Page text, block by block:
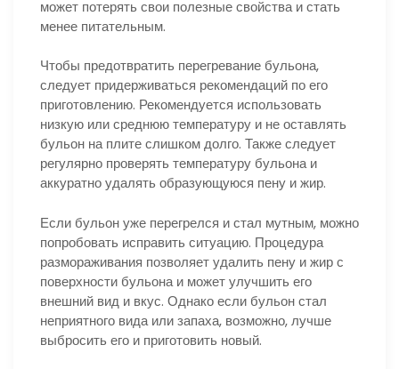
может потерять свои полезные свойства и стать
менее питательным.
Чтобы предотвратить перегревание бульона,
следует придерживаться рекомендаций по его
приготовлению. Рекомендуется использовать
низкую или среднюю температуру и не оставлять
бульон на плите слишком долго. Также следует
регулярно проверять температуру бульона и
аккуратно удалять образующуюся пену и жир.
Если бульон уже перегрелся и стал мутным, можно
попробовать исправить ситуацию. Процедура
размораживания позволяет удалить пену и жир с
поверхности бульона и может улучшить его
внешний вид и вкус. Однако если бульон стал
неприятного вида или запаха, возможно, лучше
выбросить его и приготовить новый.